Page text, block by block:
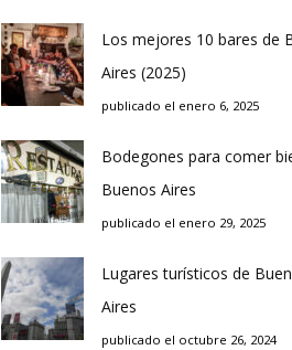
Los mejores 10 bares de
Aires (2025)
publicado el enero 6, 2025
Bodegones para comer
Buenos Aires
publicado el enero 29, 2025
Lugares turísticos de
Aires
publicado el octubre 26, 2024